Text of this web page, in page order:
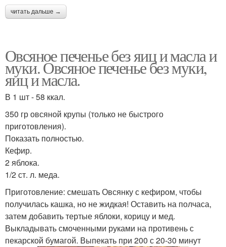
читать дальше →
Овсяное печенье без яиц и масла и
муки. Овсяное печенье без муки,
яиц и масла.
В 1 шт - 58 ккал.
350 гр овсяной крупы (только не быстрого
приготовления).
Показать полностью.
Кефир.
2 яблока.
1/2 ст. л. меда.
Приготовление: смешать Овсянку с кефиром, чтобы
получилась кашка, но не жидкая! Оставить на полчаса,
затем добавить тертые яблоки, корицу и мед.
Выкладывать смоченными руками на противень с
пекарской бумагой. Выпекать при 200 с 20-30 минут